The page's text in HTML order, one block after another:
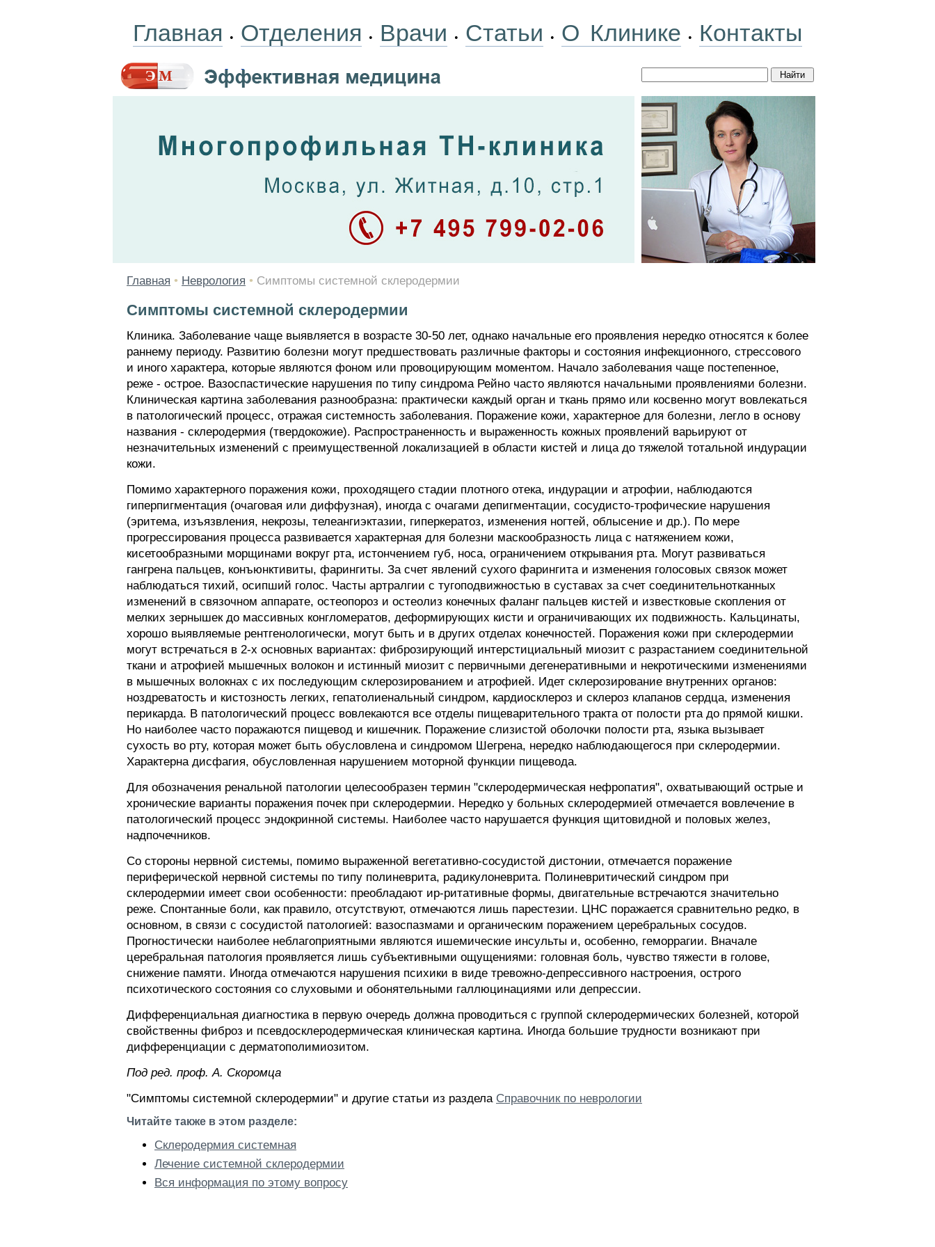
Главная • Отделения • Врачи • Статьи • О Клинике • Контакты
Главная • Неврология • Симптомы системной склеродермии
Симптомы системной склеродермии
Клиника. Заболевание чаще выявляется в возрасте 30-50 лет, однако начальные его проявления нередко относятся к более
раннему периоду. Развитию болезни могут предшествовать различные факторы и состояния инфекционного, стрессового
и иного характера, которые являются фоном или провоцирующим моментом. Начало заболевания чаще постепенное,
реже - острое. Вазоспастические нарушения по типу синдрома Рейно часто являются начальными проявлениями болезни.
Клиническая картина заболевания разнообразна: практически каждый орган и ткань прямо или косвенно могут вовлекаться
в патологический процесс, отражая системность заболевания. Поражение кожи, характерное для болезни, легло в основу
названия - склеродермия (твердокожие). Распространенность и выраженность кожных проявлений варьируют от
незначительных изменений с преимущественной локализацией в области кистей и лица до тяжелой тотальной индурации
кожи.
Помимо характерного поражения кожи, проходящего стадии плотного отека, индурации и атрофии, наблюдаются
гиперпигментация (очаговая или диффузная), иногда с очагами депигментации, сосудисто-трофические нарушения
(эритема, изъязвления, некрозы, телеангиэктазии, гиперкератоз, изменения ногтей, облысение и др.). По мере
прогрессирования процесса развивается характерная для болезни маскообразность лица с натяжением кожи,
кисетообразными морщинами вокруг рта, истончением губ, носа, ограничением открывания рта. Могут развиваться
гангрена пальцев, конъюнктивиты, фарингиты. За счет явлений сухого фарингита и изменения голосовых связок может
наблюдаться тихий, осипший голос. Часты артралгии с тугоподвижностью в суставах за счет соединительнотканных
изменений в связочном аппарате, остеопороз и остеолиз конечных фаланг пальцев кистей и известковые скопления от
мелких зернышек до массивных конгломератов, деформирующих кисти и ограничивающих их подвижность. Кальцинаты,
хорошо выявляемые рентгенологически, могут быть и в других отделах конечностей. Поражения кожи при склеродермии
могут встречаться в 2-х основных вариантах: фиброзирующий интерстициальный миозит с разрастанием соединительной
ткани и атрофией мышечных волокон и истинный миозит с первичными дегенеративными и некротическими изменениями
в мышечных волокнах с их последующим склерозированием и атрофией. Идет склерозирование внутренних органов:
ноздреватость и кистозность легких, гепатолиенальный синдром, кардиосклероз и склероз клапанов сердца, изменения
перикарда. В патологический процесс вовлекаются все отделы пищеварительного тракта от полости рта до прямой кишки.
Но наиболее часто поражаются пищевод и кишечник. Поражение слизистой оболочки полости рта, языка вызывает
сухость во рту, которая может быть обусловлена и синдромом Шегрена, нередко наблюдающегося при склеродермии.
Характерна дисфагия, обусловленная нарушением моторной функции пищевода.
Для обозначения ренальной патологии целесообразен термин "склеродермическая нефропатия", охватывающий острые и
хронические варианты поражения почек при склеродермии. Нередко у больных склеродермией отмечается вовлечение в
патологический процесс эндокринной системы. Наиболее часто нарушается функция щитовидной и половых желез,
надпочечников.
Со стороны нервной системы, помимо выраженной вегетативно-сосудистой дистонии, отмечается поражение
периферической нервной системы по типу полиневрита, радикулоневрита. Полиневритический синдром при
склеродермии имеет свои особенности: преобладают ир-ритативные формы, двигательные встречаются значительно
реже. Спонтанные боли, как правило, отсутствуют, отмечаются лишь парестезии. ЦНС поражается сравнительно редко, в
основном, в связи с сосудистой патологией: вазоспазмами и органическим поражением церебральных сосудов.
Прогностически наиболее неблагоприятными являются ишемические инсульты и, особенно, геморрагии. Вначале
церебральная патология проявляется лишь субъективными ощущениями: головная боль, чувство тяжести в голове,
снижение памяти. Иногда отмечаются нарушения психики в виде тревожно-депрессивного настроения, острого
психотического состояния со слуховыми и обонятельными галлюцинациями или депрессии.
Дифференциальная диагностика в первую очередь должна проводиться с группой склеродермических болезней, которой
свойственны фиброз и псевдосклеродермическая клиническая картина. Иногда большие трудности возникают при
дифференциации с дерматополимиозитом.
Пoд peд. проф. А. Скоромца
"Симптомы системной склеродермии" и другие статьи из раздела Справочник по неврологии
Читайте также в этом разделе:
Склеродермия системная
Лечение системной склеродермии
Вся информация по этому вопросу